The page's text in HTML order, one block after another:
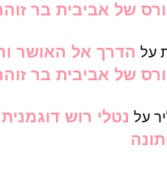
של אביבית בר
על הדרך אל האושר
של אביבית בר
על נטלי רוש